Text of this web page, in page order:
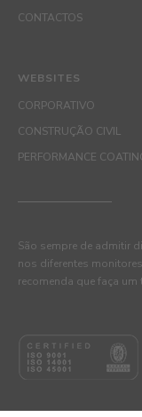
CONTACTOS
WEBSITES
CORPORATIVO
CONSTRUÇÃO CIVIL
PERFORMANCE
São sempre de admitir
nos diferentes
recomenda que faça